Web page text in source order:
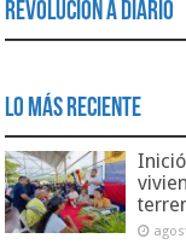
Revolución a Diario
Lo Más Reciente